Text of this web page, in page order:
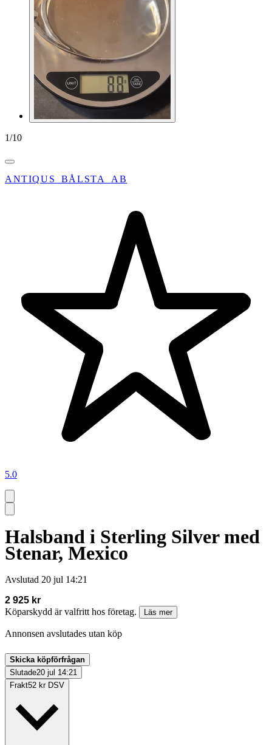
1/10
ANTIQUS_BÅLSTA_AB
5.0
Halsband i Sterling Silver med
Stenar, Mexico
Avslutad 20 jul 14:21
2 925 kr
Köparskydd är valfritt hos företag.
Läs mer
Annonsen avslutades utan köp
Skicka köpförfrågan
Slutade20 jul 14:21
Frakt52 kr DSV